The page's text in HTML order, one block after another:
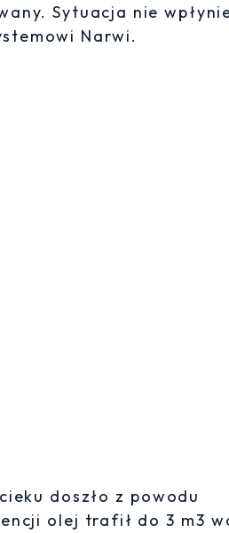
Sytuacja nie
Narwi.
doszło z powodu
olej trafił do 3 m3